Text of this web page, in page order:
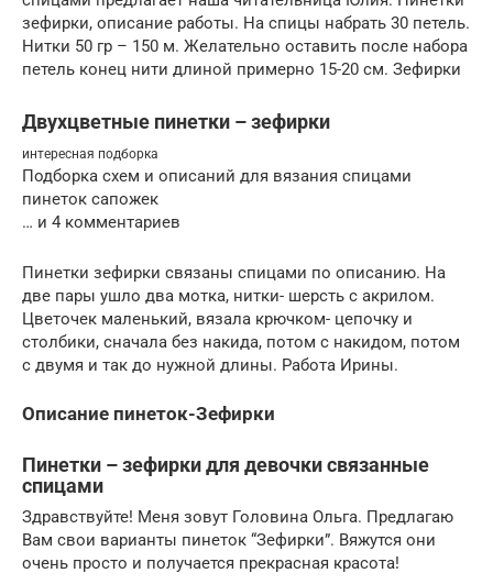
зефирки, описание работы. На спицы набрать 30 петель.
Нитки 50 гр – 150 м. Желательно оставить после набора
петель конец нити длиной примерно 15-20 см. Зефирки
Двухцветные пинетки – зефирки
интересная подборка
Подборка схем и описаний для вязания спицами
пинеток сапожек
… и 4 комментариев
Пинетки зефирки связаны спицами по описанию. На
две пары ушло два мотка, нитки- шерсть с акрилом.
Цветочек маленький, вязала крючком- цепочку и
столбики, сначала без накида, потом с накидом, потом
с двумя и так до нужной длины. Работа Ирины.
Описание пинеток-Зефирки
Пинетки – зефирки для девочки связанные
спицами
Здравствуйте! Меня зовут Головина Ольга. Предлагаю
Вам свои варианты пинеток “Зефирки”. Вяжутся они
очень просто и получается прекрасная красота!